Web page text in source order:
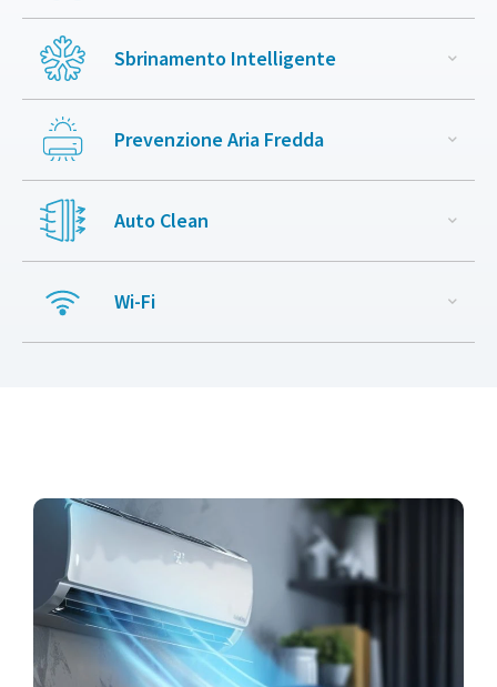
Sbrinamento Intelligente
Prevenzione Aria Fredda
Auto Clean
Wi-Fi